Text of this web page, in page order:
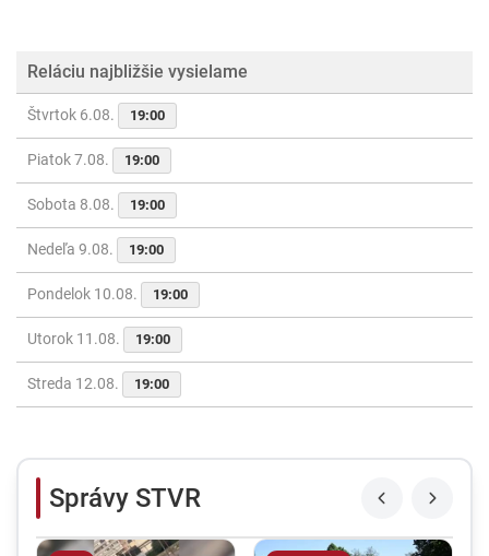
Reláciu najbližšie vysielame
Štvrtok 6.08. 19:00
Piatok 7.08. 19:00
Sobota 8.08. 19:00
Nedeľa 9.08. 19:00
Pondelok 10.08. 19:00
Utorok 11.08. 19:00
Streda 12.08. 19:00
Správy STVR